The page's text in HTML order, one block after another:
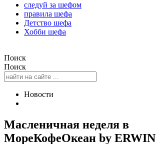
следуй за шефом
правила шефа
Детство шефа
Хобби шефа
Поиск
Поиск
Новости
Масленичная неделя в
МореКофеОкеан by ERWIN